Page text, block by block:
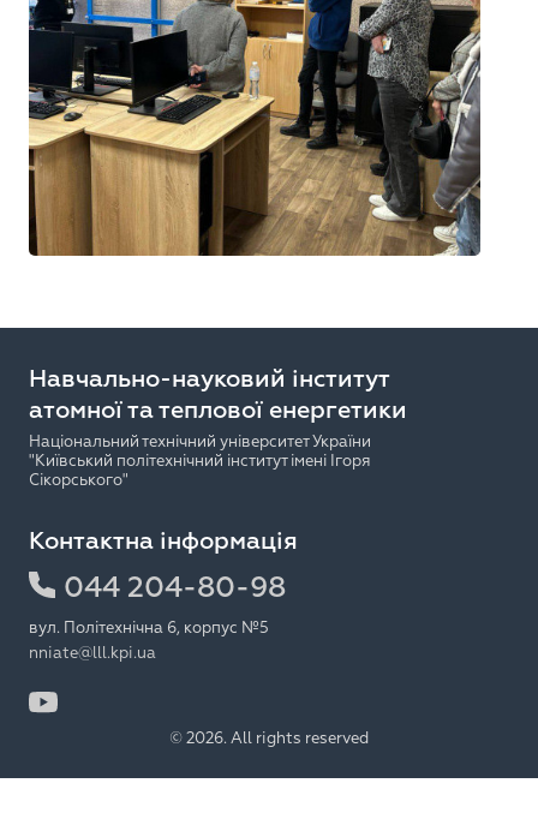
Навчально-науковий інститут
атомної та теплової енергетики
Національний технічний університет України
"Київський політехнічний інститут імені Ігоря
Сікорського"
Контактна інформація
044 204-80-98
вул. Політехнічна 6, корпус №5
nniate@lll.kpi.ua
© 2026. All rights reserved